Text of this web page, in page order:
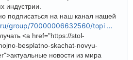
индустрии.
подписаться на наш канал нашей
group/70000006632560/topi …
<a href="https://stol-
besplatno-skachat-novyu-
новости из мира